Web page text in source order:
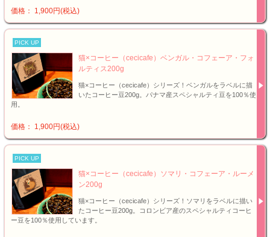
価格： 1,900円(税込)
PICK UP
猫×コーヒー（cecicafe）ベンガル・コフェーア・フォ
ルティス200g
猫×コーヒー（cecicafe）シリーズ！ベンガルをラベルに描
いたコーヒー豆200g。パナマ産スペシャルティ豆を100％使
用。
価格： 1,900円(税込)
PICK UP
猫×コーヒー（cecicafe）ソマリ・コフェーア・ルーメ
ン200g
猫×コーヒー（cecicafe）シリーズ！ソマリをラベルに描い
たコーヒー豆200g。コロンビア産のスペシャルティコーヒ
ー豆を100％使用しています。